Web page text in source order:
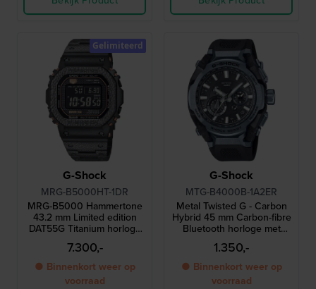
G-Shock
MRG-B5000HT-1DR
MRG-B5000 Hammertone
43.2 mm Limited edition
DAT55G Titanium horloge
met handgehamerde kast
en band
7.300,-
● Binnenkort weer op
voorraad
Gelimiteerd
G-Shock
MTG-B4000B-1A2ER
Metal Twisted G - Carbon
Hybrid 45 mm Carbon-fibre
Bluetooth horloge met
uniek AI-ondersteund
ontwerp frame
1.350,-
● Binnenkort weer op
voorraad